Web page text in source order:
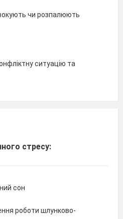
чи розпалюють
ситуацію та
стресу:
сон
роботи шлунково-